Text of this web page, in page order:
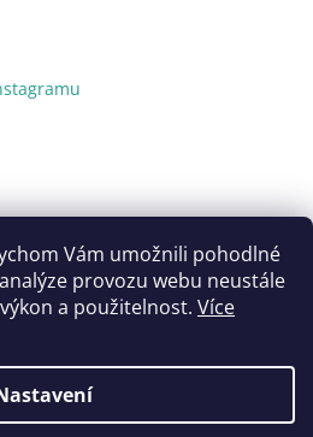
Vám umožnili pohodlné
provozu webu neustále
a použitelnost. Více
Vytvořil Shoptet